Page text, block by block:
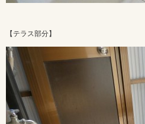
【テラス部分】